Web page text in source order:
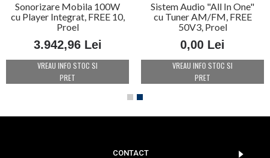
Sonorizare Mobila 100W
cu Player Integrat, FREE 10,
Proel
3.942,96 Lei
VREAU INFO STOC SI
PRET
Sistem Audio "All In One"
cu Tuner AM/FM, FREE
50V3, Proel
0,00 Lei
VREAU INFO STOC SI
PRET
CONTACT